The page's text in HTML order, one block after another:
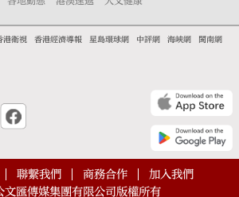
港衛視 香港經濟導報 星島環球網 中評網 海峽網
閩南網
聯繫我們 商務合作
加入我們
文匯傳媒集團有限公司版權所有